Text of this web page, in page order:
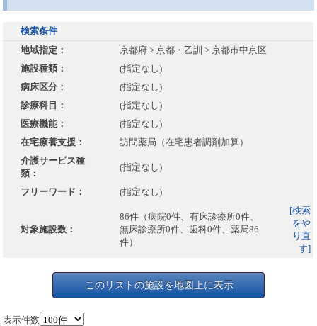
検索条件
地域指定：
京都府 > 京都・乙訓 > 京都市中京区
施設種類：
(指定なし)
病床区分：
(指定なし)
診療科目：
(指定なし)
医療機能：
(指定なし)
在宅療養支援：
訪問薬局（在宅患者調剤加算）
介護サービス種
類：
(指定なし)
フリーワード： (指定なし)
対象施設数：
86件（病院0件、有床診療所0件、
無床診療所0件、歯科0件、薬局86
件）
[検索
をや
り直
す]
このリストの施設を地図上に表示
表示件数